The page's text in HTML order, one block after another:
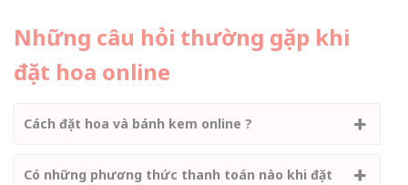
Những câu hỏi thường gặp khi
đặt hoa online
Cách đặt hoa và bánh kem online ?
Có những phương thức thanh toán nào khi đặt